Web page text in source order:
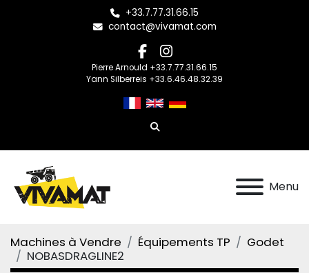
+33.7.77.31.66.15
contact@vivamat.com
facebook
instagram
Pierre Arnould +33.7.77.31.66.15
Yann Silberreis +33.6.46.48.32.39
Rechercher
Menu
Machines à Vendre Équipements TP
Godet
NOBASDRAGLINE2